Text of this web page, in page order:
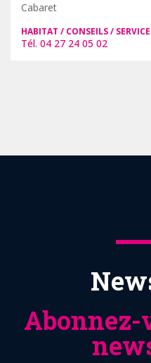
Cabaret
HABITAT / CONSEILS / SERVICE
04 27 24 05 02
Abonnez-